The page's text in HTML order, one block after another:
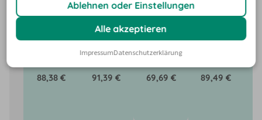
88,38 €
9/26
91,39 €
10/26
69,69 € 89,49 €
Ablehnen oder Einstellungen
Alle akzeptieren
ImpressumDatenschutzerklärung